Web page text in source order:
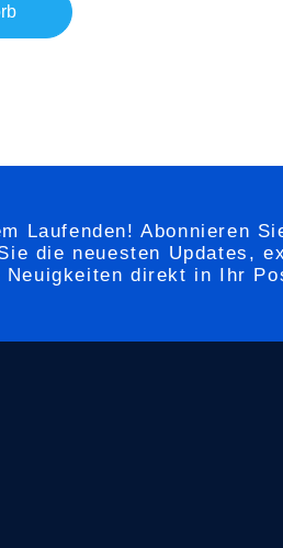
Laufenden! Abonnieren
die neuesten Updates,
Neuigkeiten direkt in Ihr